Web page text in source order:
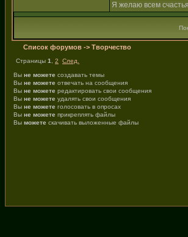
Я желаю всем
Список форумов -> Творчество
Страницы 1 2 След.
Вы не можете создавать темы
Вы не можете отвечать на сообщения
Вы не можете редактировать свои сообщения
Вы не можете удалять свои сообщения
Вы не можете голосовать в опросах
Вы не можете прикреплять файлы
Вы можете скачивать выложенные файлы